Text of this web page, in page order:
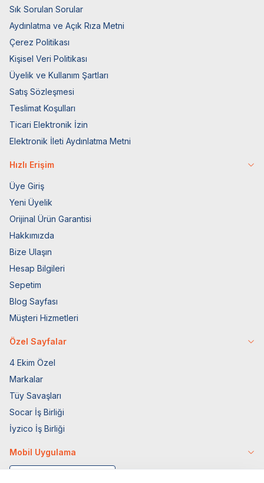
Sık Sorulan Sorular
Aydınlatma ve Açık Rıza Metni
Çerez Politikası
Kişisel Veri Politikası
Üyelik ve Kullanım Şartları
Satış Sözleşmesi
Teslimat Koşulları
Ticari Elektronik İzin
Elektronik İleti Aydınlatma Metni
Hızlı Erişim
Üye Giriş
Yeni Üyelik
Orijinal Ürün Garantisi
Hakkımızda
Bize Ulaşın
Hesap Bilgileri
Sepetim
Blog Sayfası
Müşteri Hizmetleri
Özel Sayfalar
4 Ekim Özel
Markalar
Tüy Savaşları
Socar İş Birliği
İyzico İş Birliği
Mobil Uygulama